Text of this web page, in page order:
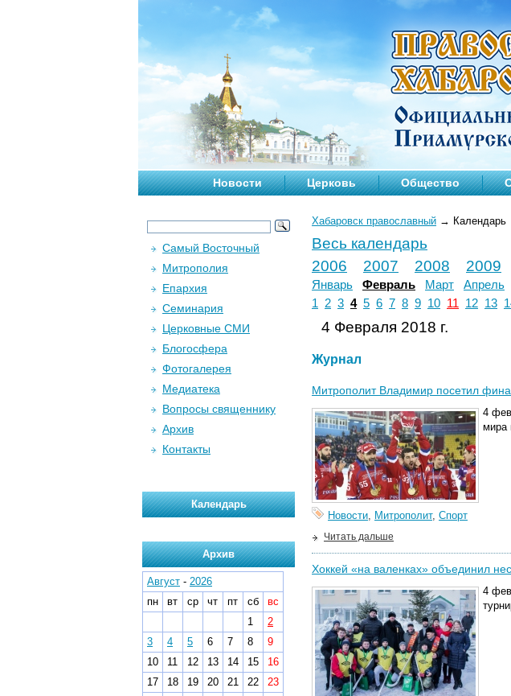
Новости Церковь Общество
Хабаровск православный → Календарь
Весь календарь
2006
2007 2008 2009
Январь Февраль Март Апрель
1
2 3 4 5 6 7 8 9 10 11 12 13
4 Февраля 2018 г.
Журнал
Митрополит Владимир посетил
4
мира
Новости, Митрополит, Спорт
Читать дальше
Хоккей «на валенках» объединил
4
Самый Восточный
Митрополия
Епархия
Семинария
Церковные СМИ
Блогосфера
Фотогалерея
Медиатека
Вопросы священнику
Архив
Контакты
Календарь
Архив
Август - 2026
пн
вт ср чт пт сб
вс
1
2
3
4 5 6 7 8
9
10
11 12 13 14 15
16
17
18 19 20 21 22
23